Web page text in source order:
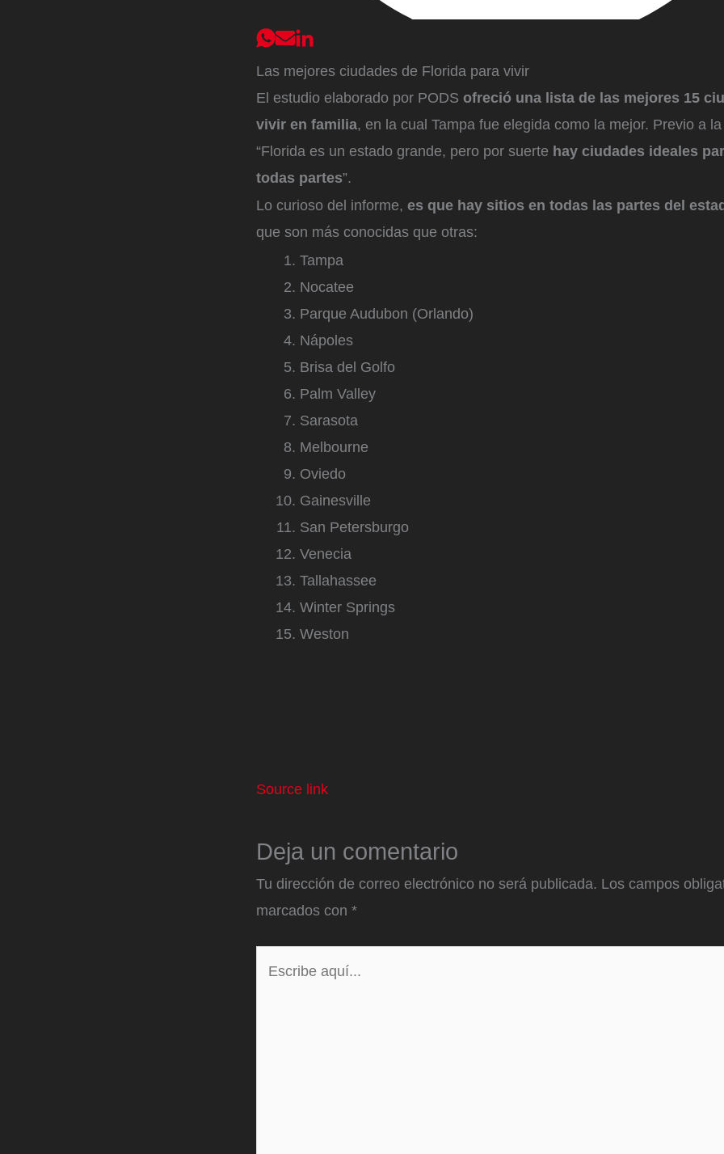
Las mejores ciudades de Florida para vivir
El estudio elaborado por PODS ofreció una lista de las mejores 15
vivir en familia, en la cual Tampa fue elegida como la mejor. Previo a
“Florida es un estado grande, pero por suerte hay ciudades ideales
todas partes”.
Lo curioso del informe, es que hay sitios en todas las partes del
que son más conocidas que otras:
Tampa
Nocatee
Parque Audubon (Orlando)
Nápoles
Brisa del Golfo
Palm Valley
Sarasota
Melbourne
Oviedo
Gainesville
San Petersburgo
Venecia
Tallahassee
Winter Springs
Weston
Source link
Deja un comentario
Tu dirección de correo electrónico no será publicada. Los campos
marcados con *